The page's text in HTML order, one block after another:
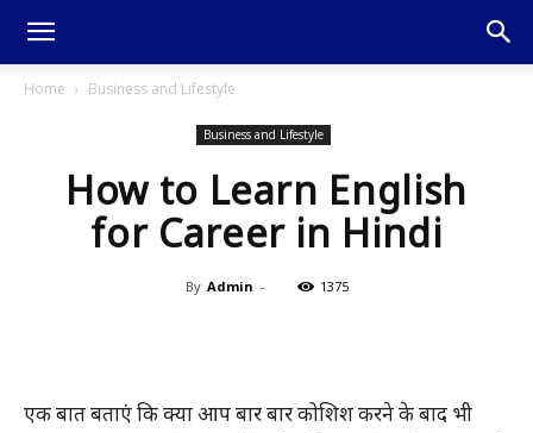
Home Business and Lifestyle
Business and Lifestyle
How to Learn English
for Career in Hindi
By Admin - 1375
एक बात बताएं कि क्या आप बार बार कोशिश करने के बाद भी